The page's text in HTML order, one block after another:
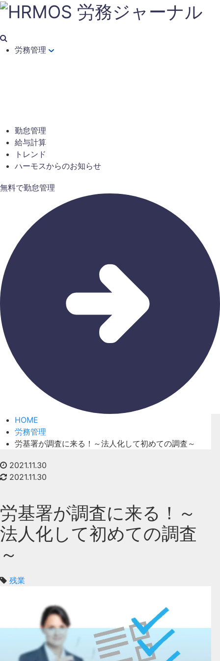
労務管理
勤怠管理
給与計算
トレンド
ハーモスからのお知らせ
無料で勤怠管理
HOME
労務管理
労基署が調査に来る！～法人化して初めての調査～
2021.11.30
2021.11.30
労基署が調査に来る！～
法人化して初めての調査
～
残業